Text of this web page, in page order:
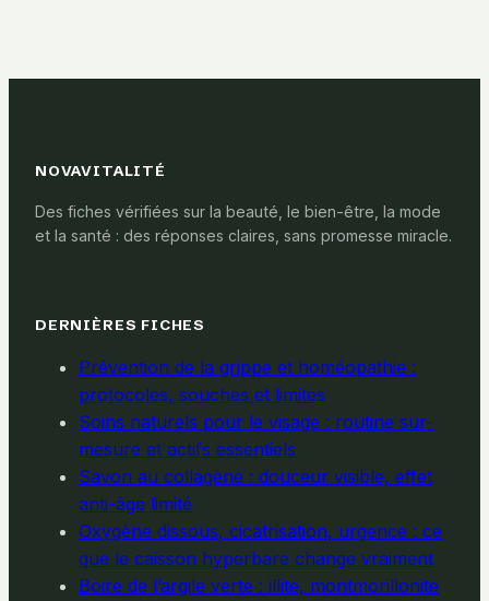
racines
NOVAVITALITÉ
Des fiches vérifiées sur la beauté, le bien-être, la mode
et la santé : des réponses claires, sans promesse miracle.
DERNIÈRES FICHES
Prévention de la grippe et homéopathie :
protocoles, souches et limites
Soins naturels pour le visage : routine sur-
mesure et actifs essentiels
Savon au collagène : douceur visible, effet
anti-âge limité
Oxygène dissous, cicatrisation, urgence : ce
que le caisson hyperbare change vraiment
Boire de l’argile verte : illite, montmorillonite